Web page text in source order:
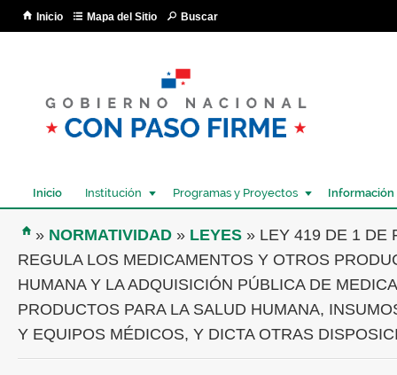
Inicio Mapa del Sitio Buscar
Inicio Institución Programas y Proyectos Información
USTED SE ENCUENTRA AQUÍ
» NORMATIVIDAD » LEYES » LEY 419 DE 1 DE
REGULA LOS MEDICAMENTOS Y OTROS
HUMANA Y LA ADQUISICIÓN PÚBLICA DE
PRODUCTOS PARA LA SALUD HUMANA,
Y EQUIPOS MÉDICOS, Y DICTA OTRAS